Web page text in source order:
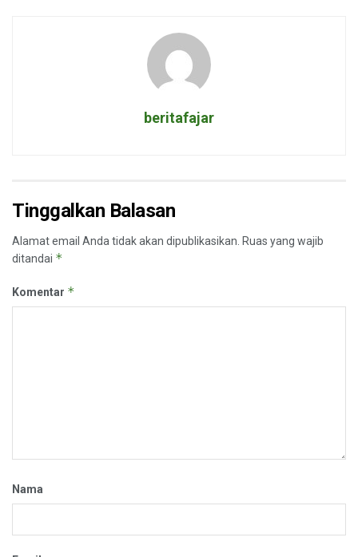
beritafajar
Tinggalkan Balasan
Alamat email Anda tidak akan dipublikasikan. Ruas yang wajib
ditandai *
Komentar *
Nama